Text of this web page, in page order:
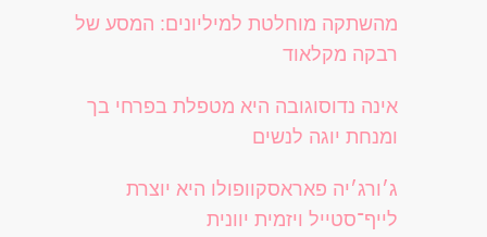
מהשתקה מוחלטת למיליונים: המסע של
רבקה מקלאוד
אינה נדוסוגובה היא מטפלת בפרחי בך
ומנחת יוגה לנשים
ג׳ורג׳יה פאראסקוופולו היא יוצרת
לייף־סטייל ויזמית יוונית